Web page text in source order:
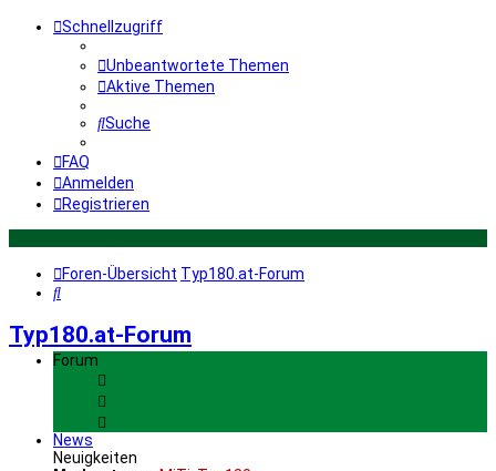
Schnellzugriff
Unbeantwortete Themen
Aktive Themen
Suche
FAQ
Anmelden
Registrieren
Foren-Übersicht Typ180.at-Forum
Suche
Typ180.at-Forum
Forum
News
Neuigkeiten